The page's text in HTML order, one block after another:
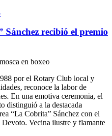
recibió el premio
en boxeo
por el Rotary Club local y
reconoce la labor de
En una emotiva ceremonia, el
distinguió a la destacada
“La Cobrita” Sánchez con el
Vecina ilustre y flamante